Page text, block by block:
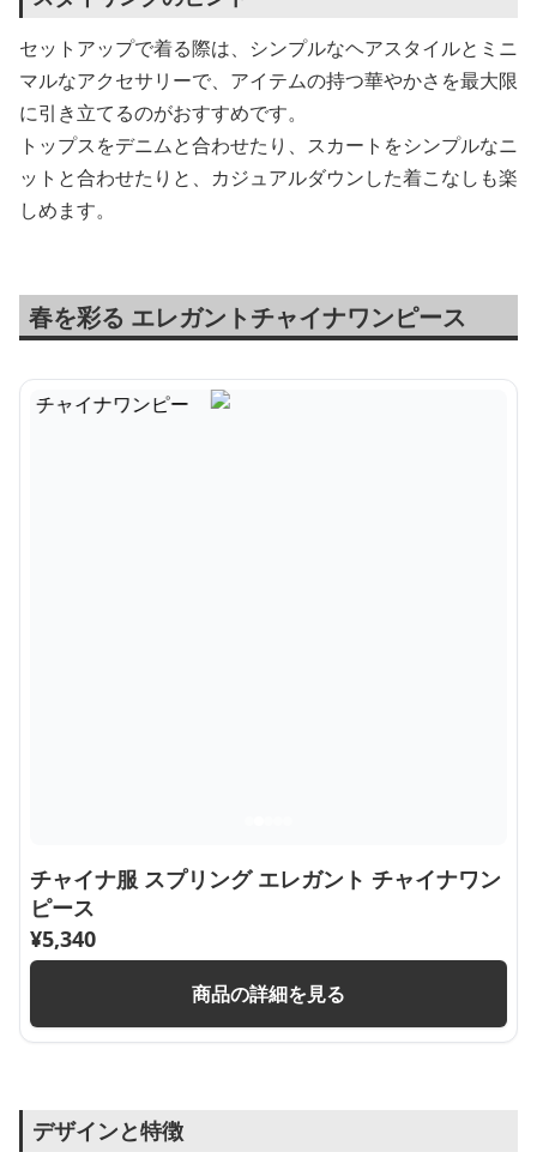
セットアップで着る際は、シンプルなヘアスタイルとミニ
マルなアクセサリーで、アイテムの持つ華やかさを最大限
に引き立てるのがおすすめです。
トップスをデニムと合わせたり、スカートをシンプルなニ
ットと合わせたりと、カジュアルダウンした着こなしも楽
しめます。
春を彩る エレガントチャイナワンピース
チャイナ服 スプリング エレガント チャイナワン
ピース
¥5,340
商品の詳細を見る
デザインと特徴